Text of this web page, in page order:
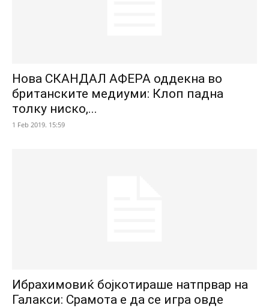
Нова СКАНДАЛ АФЕРА оддекна во
британските медиуми: Клоп падна
толку ниско,...
1 Feb 2019. 15:59
Ибрахимовиќ бојкотираше натпрвар на
Галакси: Срамота е да се игра овде